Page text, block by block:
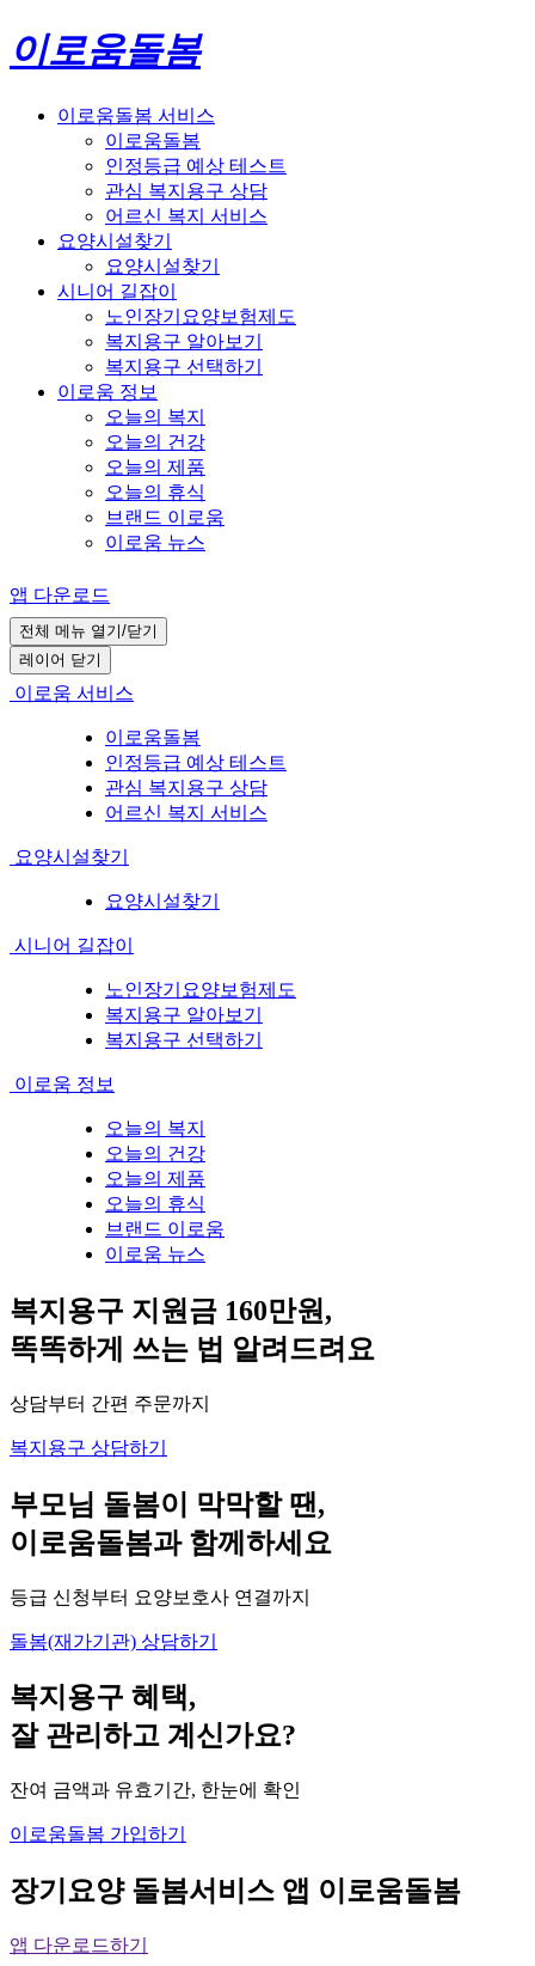
이로움돌봄
이로움돌봄 서비스
이로움돌봄
인정등급 예상 테스트
관심 복지용구 상담
어르신 복지 서비스
요양시설찾기
요양시설찾기
시니어 길잡이
노인장기요양보험제도
복지용구 알아보기
복지용구 선택하기
이로움 정보
오늘의 복지
오늘의 건강
오늘의 제품
오늘의 휴식
브랜드 이로움
이로움 뉴스
앱 다운로드
전체 메뉴 열기/닫기
레이어 닫기
이로움 서비스
이로움돌봄
인정등급 예상 테스트
관심 복지용구 상담
어르신 복지 서비스
요양시설찾기
요양시설찾기
시니어 길잡이
노인장기요양보험제도
복지용구 알아보기
복지용구 선택하기
이로움 정보
오늘의 복지
오늘의 건강
오늘의 제품
오늘의 휴식
브랜드 이로움
이로움 뉴스
복지용구 지원금 160만원,
똑똑하게 쓰는 법 알려드려요
상담부터 간편 주문까지
복지용구 상담하기
부모님 돌봄이 막막할 땐,
이로움돌봄과 함께하세요
등급 신청부터 요양보호사 연결까지
돌봄(재가기관) 상담하기
복지용구 혜택,
잘 관리하고 계신가요?
잔여 금액과 유효기간, 한눈에 확인
이로움돌봄 가입하기
장기요양 돌봄서비스 앱 이로움돌봄
앱 다운로드하기